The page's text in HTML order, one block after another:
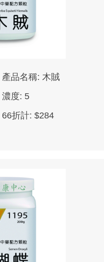
產品名稱: 木賊
濃度: 5
66折計: $284